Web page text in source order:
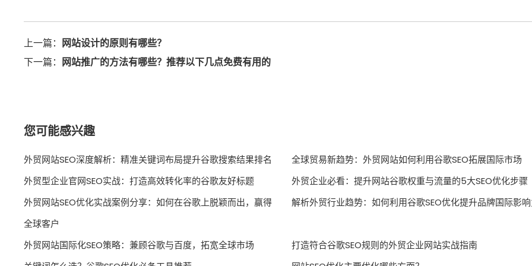
上一篇： 网站设计的原则有哪些？
下一篇： 网站推广的方法有哪些？推荐以下几点免费有用的
您可能感兴趣
外贸网站SEO深度解析：精准关键词布局提升谷歌搜索结果排名
全球贸易新趋势：外贸网站如何利用谷歌SEO拓展国际市场
外贸型企业官网SEO实战：打造高效转化率的谷歌友好标题
外贸企业必看：提升网站谷歌权重与流量的5大SEO优化步骤
外贸网站SEO优化实战案例分享：如何在谷歌上脱颖而出，赢得
全球客户
解析外贸行业趋势：如何利用谷歌SEO优化提升品牌国际影
外贸网站国际化SEO策略：兼顾谷歌与百度，拓宽全球市场
打造符合谷歌SEO规则的外贸企业网站实战指南